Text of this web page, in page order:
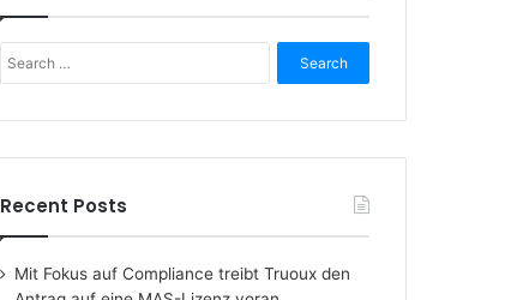
for:
Recent Posts
Mit Fokus auf Compliance treibt Truoux den